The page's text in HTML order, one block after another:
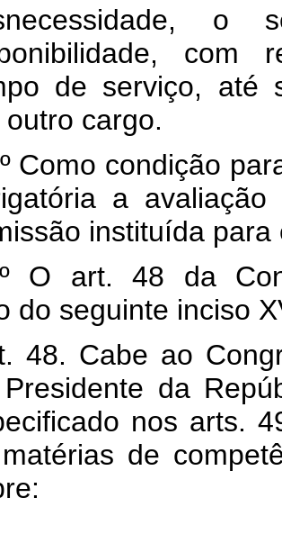
o
com
de serviço, até
outro cargo.
Como condição
a
instituída para
O art. 48 da
do seguinte inciso
48. Cabe ao
da
nos arts.
de